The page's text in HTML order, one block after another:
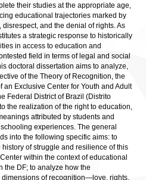
their studies at the appropriate age,
educational trajectories marked by
disrespect, and the denial of rights. As
a strategic response to historically
in access to education and
field in terms of legal and social
doctoral dissertation aims to analyze,
of the Theory of Recognition, the
an Exclusive Center for Youth and Adult
Federal District of Brazil (Distrito
the realization of the right to education,
attributed by students and
experiences. The general
into the following specific aims: to
history of struggle and resilience of this
within the context of educational
the DF; to analyze how the
dimensions of recognition—love, rights,